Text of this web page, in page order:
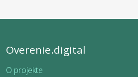
Overenie.digital
O projekte